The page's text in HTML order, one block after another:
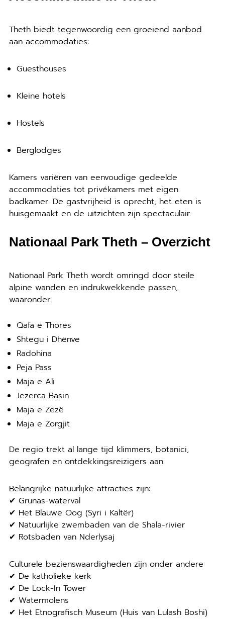
Theth biedt tegenwoordig een groeiend aanbod
aan accommodaties:
Guesthouses
Kleine hotels
Hostels
Berglodges
Kamers variëren van eenvoudige gedeelde
accommodaties tot privékamers met eigen
badkamer. De gastvrijheid is oprecht, het eten is
huisgemaakt en de uitzichten zijn spectaculair.
Nationaal Park Theth – Overzicht
Nationaal Park Theth wordt omringd door steile
alpine wanden en indrukwekkende passen,
waaronder:
Qafa e Thores
Shtegu i Dhënve
Radohina
Peja Pass
Maja e Ali
Jezerca Basin
Maja e Zezë
Maja e Zorgjit
De regio trekt al lange tijd klimmers, botanici,
geografen en ontdekkingsreizigers aan.
Belangrijke natuurlijke attracties zijn:
✔ Grunas-waterval
✔ Het Blauwe Oog (Syri i Kaltër)
✔ Natuurlijke zwembaden van de Shala-rivier
✔ Rotsbaden van Nderlysaj
Culturele bezienswaardigheden zijn onder andere:
✔ De katholieke kerk
✔ De Lock-In Tower
✔ Watermolens
✔ Het Etnografisch Museum (Huis van Lulash Boshi)